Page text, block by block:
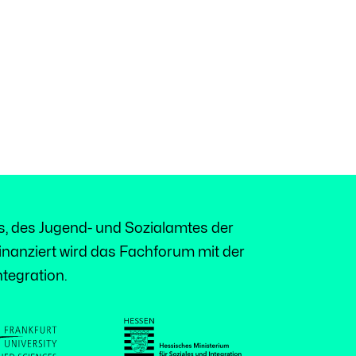
des Jugend- und Sozialamtes der
wird das Fachforum mit der